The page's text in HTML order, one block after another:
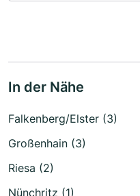
In der Nähe
Falkenberg/Elster (3)
Großenhain (3)
Riesa (2)
Nünchritz (1)